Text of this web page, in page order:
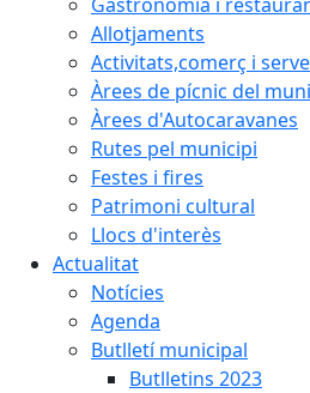
Allotjaments
Activitats,comerç i
Àrees de pícnic del
Àrees d'Autocaravanes
Rutes pel municipi
Festes i fires
Patrimoni cultural
Llocs d'interès
Actualitat
Notícies
Agenda
Butlletí municipal
Butlletins 2023